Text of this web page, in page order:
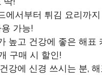
에서부터 튀김 요리까
가능!
높고 건강에 좋은 해표
구매 시 할인!
강에 신경 쓰시는 분,